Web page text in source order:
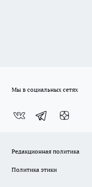
Мы в социальных сетях
Редакционная политика
Политика этики